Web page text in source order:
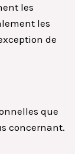
les
les
de
que
concernant.